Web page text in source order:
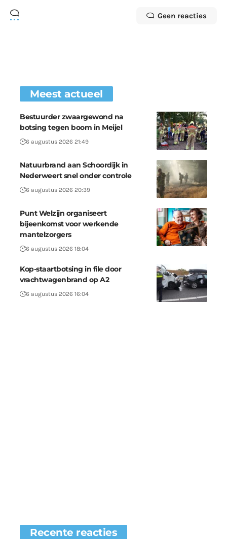
Geen reacties
Meest actueel
Bestuurder zwaargewond na
botsing tegen boom in Meijel
6 augustus 2026 21:49
Natuurbrand aan Schoordijk in
Nederweert snel onder controle
6 augustus 2026 20:39
Punt Welzijn organiseert
bijeenkomst voor werkende
mantelzorgers
6 augustus 2026 18:04
Kop-staartbotsing in file door
vrachtwagenbrand op A2
6 augustus 2026 16:04
Recente reacties